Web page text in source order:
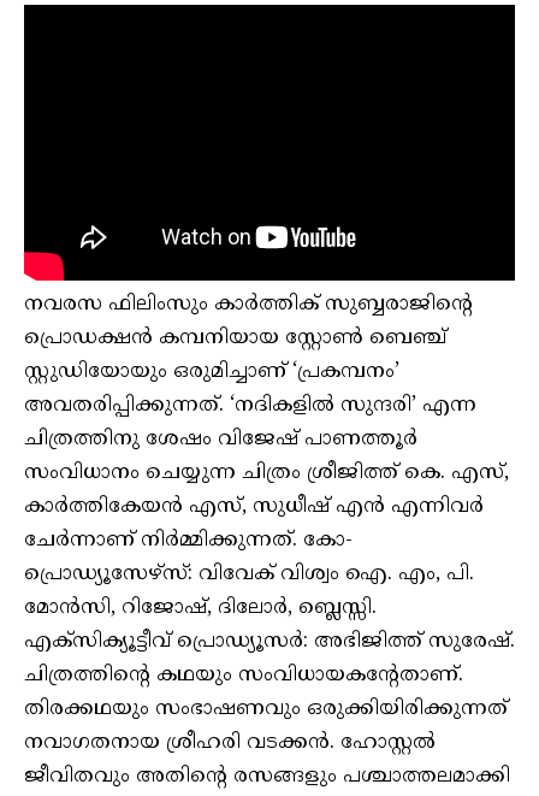
നവരസ ഫിലിംസും കാർത്തിക് സുബ്ബരാജിന്റെ
പ്രൊഡക്ഷൻ കമ്പനിയായ സ്റ്റോൺ ബെഞ്ച്
സ്റ്റുഡിയോയും ഒരുമിച്ചാണ് ‘പ്രകമ്പനം’
അവതരിപ്പിക്കുന്നത്. ‘നദികളിൽ സുന്ദരി’ എന്ന
ചിത്രത്തിനു ശേഷം വിജേഷ് പാണത്തൂർ
സംവിധാനം ചെയ്യുന്ന ചിത്രം ശ്രീജിത്ത് കെ. എസ്,
കാർത്തികേയൻ എസ്, സുധീഷ് എൻ എന്നിവർ
ചേർന്നാണ് നിർമ്മിക്കുന്നത്. കോ-
പ്രൊഡ്യൂസേഴ്സ്: വിവേക് വിശ്വം ഐ. എം, പി.
മോൻസി, റിജോഷ്, ദിലോർ, ബ്ലെസ്സി.
എക്സിക്യൂട്ടീവ് പ്രൊഡ്യൂസർ: അഭിജിത്ത് സുരേഷ്.
ചിത്രത്തിന്റെ കഥയും സംവിധായകന്റേതാണ്.
തിരക്കഥയും സംഭാഷണവും ഒരുക്കിയിരിക്കുന്നത്
നവാഗതനായ ശ്രീഹരി വടക്കൻ. ഹോസ്റ്റൽ
ജീവിതവും അതിന്റെ രസങ്ങളും പശ്ചാത്തലമാക്കി